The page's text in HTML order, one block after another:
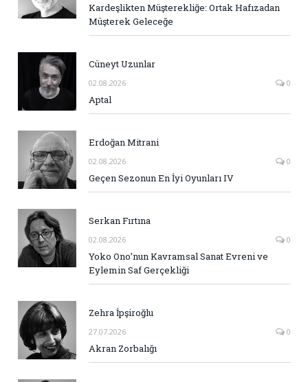
Kardeşlikten Müşterekliğe: Ortak Hafızadan
Müşterek Geleceğe
Cüneyt Uzunlar
02.08.2026 0
Aptal
Erdoğan Mitrani
02.08.2026 0
Geçen Sezonun En İyi Oyunları IV
Serkan Fırtına
02.08.2026 0
Yoko Ono’nun Kavramsal Sanat Evreni ve
Eylemin Saf Gerçekliği
Zehra İpşiroğlu
27.07.2026 0
Akran Zorbalığı